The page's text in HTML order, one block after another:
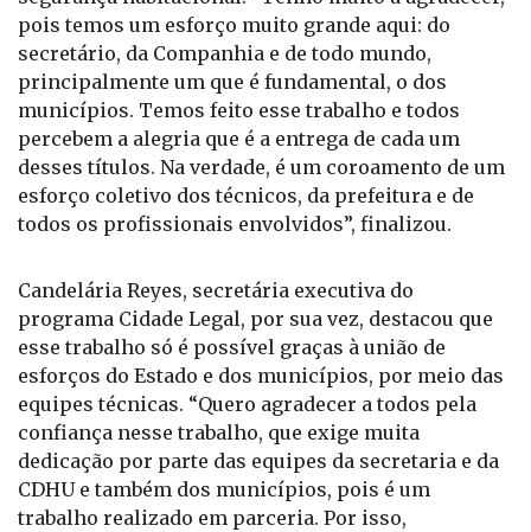
secretário, da Companhia e de todo mundo,
principalmente um que é fundamental, o dos
municípios. Temos feito esse trabalho e todos
percebem a alegria que é a entrega de cada um
desses títulos. Na verdade, é um coroamento de um
esforço coletivo dos técnicos, da prefeitura e de
todos os profissionais envolvidos”, finalizou.
programa Cidade Legal, por sua vez, destacou que
esse trabalho só é possível graças à união de
esforços do Estado e dos municípios, por meio das
equipes técnicas. “Quero agradecer a todos pela
confiança nesse trabalho, que exige muita
dedicação por parte das equipes da secretaria e da
CDHU e também dos municípios, pois é um
trabalho realizado em parceria. Por isso,
conseguimos conquistar esses bons números no